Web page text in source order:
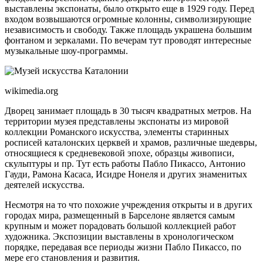
выставлены экспонаты, было открыто еще в 1929 году. Перед
входом возвышаются огромные колонны, символизирующие
независимость и свободу. Также площадь украшена большим
фонтаном и зеркалами. По вечерам тут проводят интересные
музыкальные шоу-программы.
wikimedia.org
Дворец занимает площадь в 30 тысяч квадратных метров. На
территории музея представлены экспонаты из мировой
коллекции Романского искусства, элементы старинных
росписей каталонских церквей и храмов, различные шедевры,
относящиеся к средневековой эпохе, образцы живописи,
скульптуры и пр. Тут есть работы Пабло Пикассо, Антонио
Гауди, Рамона Касаса, Исидре Нонеля и других знаменитых
деятелей искусства.
Несмотря на то что похожие учреждения открыты и в других
городах мира, размещенный в Барселоне является самым
крупным и может порадовать большой коллекцией работ
художника. Экспозиции выставлены в хронологическом
порядке, передавая все периоды жизни Пабло Пикассо, по
мере его становления и развития.